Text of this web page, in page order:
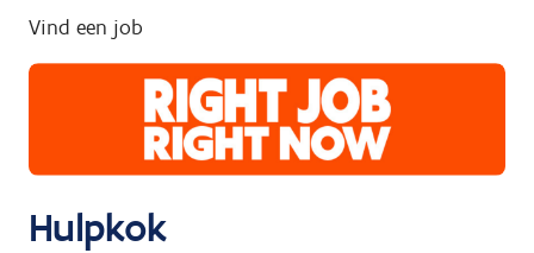
u
g
a
r
Vind een job
Hulpkok